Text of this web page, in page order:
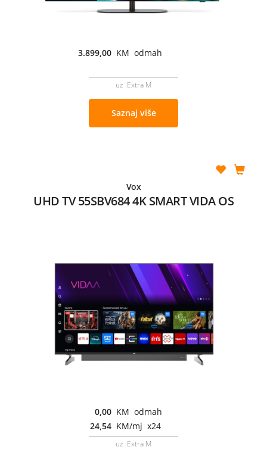
3.899,00 KM odmah
uz Extra M
Saznaj više
Vox
UHD TV 55SBV684 4K SMART VIDA OS
0,00 KM odmah
24,54 KM/mj x24
uz Extra M